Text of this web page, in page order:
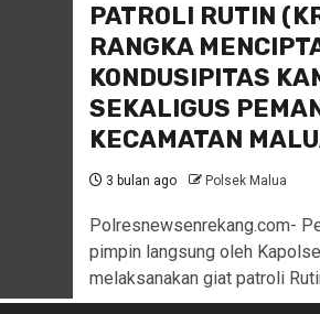
PATROLI RUTIN
RANGKA
KONDUSIPITAS
SEKALIGUS
KECAMATAN
3 bulan ago Polsek Malua
Polresnewsenrekang.com-
pimpin langsung oleh
melaksanakan giat patroli